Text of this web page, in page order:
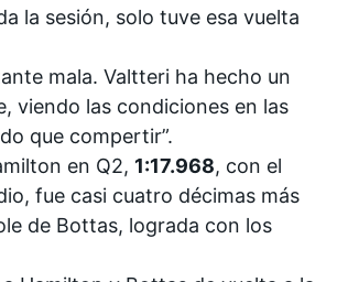
la sesión, solo tuve esa vuelta
mala. Valtteri ha hecho un
viendo las condiciones en las
que compertir”.
en Q2, 1:17.968, con el
fue casi cuatro décimas más
de Bottas, lograda con los